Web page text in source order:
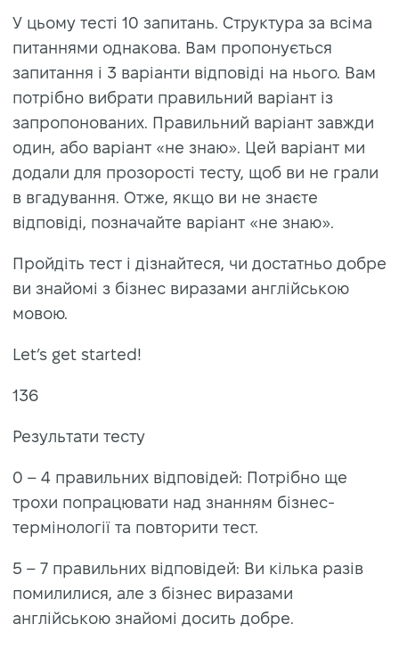
У цьому тесті 10 запитань. Структура за всіма
питаннями однакова. Вам пропонується
запитання і 3 варіанти відповіді на нього. Вам
потрібно вибрати правильний варіант із
запропонованих. Правильний варіант завжди
один, або варіант «не знаю». Цей варіант ми
додали для прозорості тесту, щоб ви не грали
в вгадування. Отже, якщо ви не знаєте
відповіді, позначайте варіант «не знаю».
Пройдіть тест і дізнайтеся, чи достатньо добре
ви знайомі з бізнес виразами англійською
мовою.
Let’s get started!
136
Результати тесту
0 – 4 правильних відповідей: Потрібно ще
трохи попрацювати над знанням бізнес-
термінології та повторити тест.
5 – 7 правильних відповідей: Ви кілька разів
помилилися, але з бізнес виразами
англійською знайомі досить добре.